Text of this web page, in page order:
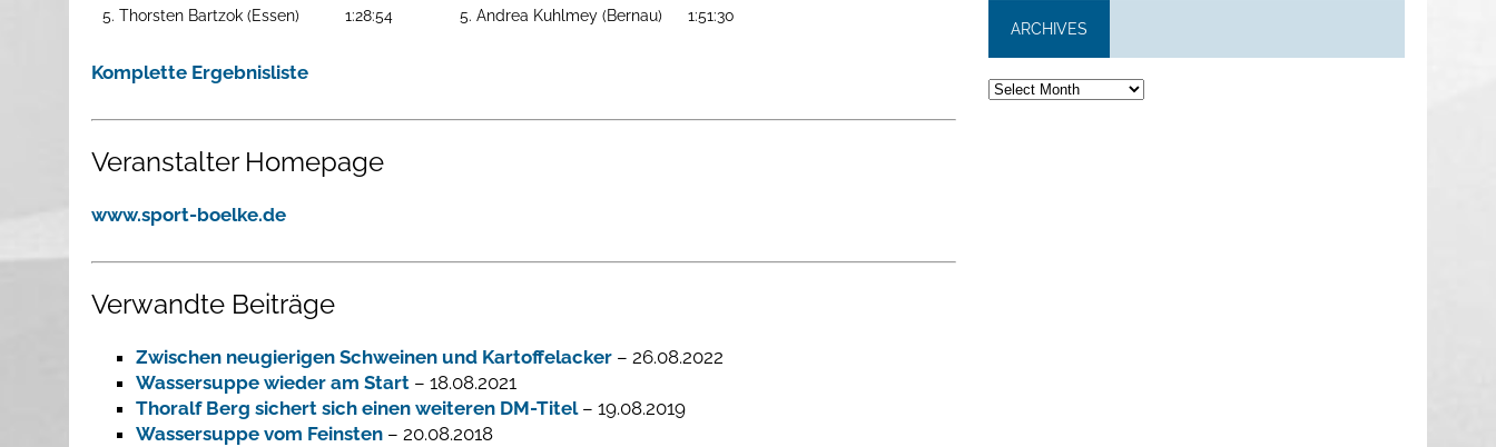
5. Thorsten Bartzok (Essen) 1:28:54 5. Andrea Kuhlmey (Bernau) 1:51:30
Komplette Ergebnisliste
Veranstalter Homepage
www.sport-boelke.de
Verwandte Beiträge
Zwischen neugierigen Schweinen und Kartoffelacker – 26.08.2022
Wassersuppe wieder am Start – 18.08.2021
Thoralf Berg sichert sich einen weiteren DM-Titel– 19.08.2019
Wassersuppe vom Feinsten – 20.08.2018
ARCHIVES
Archives